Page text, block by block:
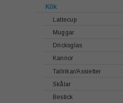
Brickor
Bordstabletter
Sjökortsmotiv
Fyrmotiv
Textil
Disktrasor
Brickhållare / Tavelhållare
Vykort
Kök
Lattecup
Muggar
Dricksglas
Kannor
Tallrikar/Assietter
Skålar
Bestick